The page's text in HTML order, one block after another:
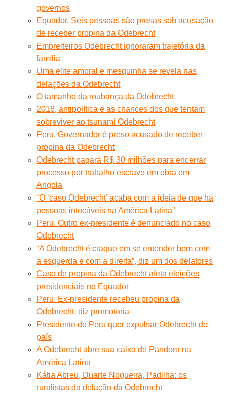
governos
Equador. Seis pessoas são presas sob acusação
de receber propina da Odebrecht
Empreiteiros Odebrecht ignoraram trajetória da
família
Uma elite amoral e mesquinha se revela nas
delações da Odebrecht
O tamanho da roubança da Odebrecht
2018, antipolítica e as chances dos que tentam
sobreviver ao tsunami Odebrecht
Peru. Governador é preso acusado de receber
propina da Odebrecht
Odebrecht pagará R$ 30 milhões para encerrar
processo por trabalho escravo em obra em
Angola
“O ‘caso Odebrecht’ acaba com a ideia de que há
pessoas intocáveis na América Latina”
Peru. Outro ex-presidente é denunciado no caso
Odebrecht
“A Odebrecht é craque em se entender bem com
a esquerda e com a direita”, diz um dos delatores
Caso de propina da Odebrecht afeta eleições
presidenciais no Equador
Peru. Ex-presidente recebeu propina da
Odebrecht, diz promotoria
Presidente do Peru quer expulsar Odebrecht do
país
A Odebrecht abre sua caixa de Pandora na
América Latina
Kátia Abreu, Duarte Nogueira, Padilha: os
ruralistas da delação da Odebrecht